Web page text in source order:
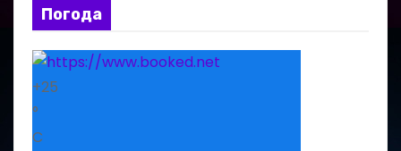
Погода
+25
°
C